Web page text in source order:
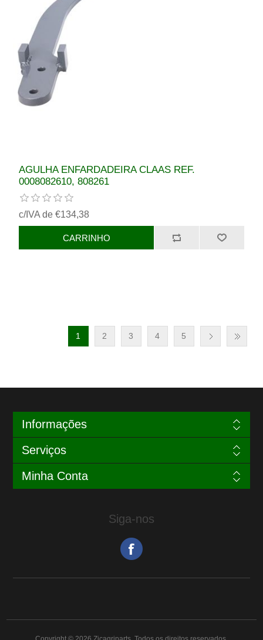
AGULHA ENFARDADEIRA CLAAS REF.
0008082610, 808261
c/IVA de €134,38
1 2 3 4 5
Informações
Serviços
Minha Conta
Siga-nos